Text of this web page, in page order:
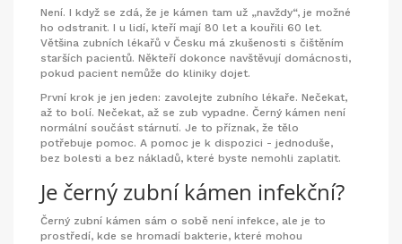
Není. I když se zdá, že je kámen tam už „navždy“, je možné
ho odstranit. I u lidí, kteří mají 80 let a kouřili 60 let.
Většina zubních lékařů v Česku má zkušenosti s čištěním
starších pacientů. Někteří dokonce navštěvují domácnosti,
pokud pacient nemůže do kliniky dojet.
První krok je jen jeden: zavolejte zubního lékaře. Nečekat,
až to bolí. Nečekat, až se zub vypadne. Černý kámen není
normální součást stárnutí. Je to příznak, že tělo
potřebuje pomoc. A pomoc je k dispozici - jednoduše,
bez bolesti a bez nákladů, které byste nemohli zaplatit.
Je černý zubní kámen infekční?
Černý zubní kámen sám o sobě není infekce, ale je to
prostředí, kde se hromadí bakterie, které mohou